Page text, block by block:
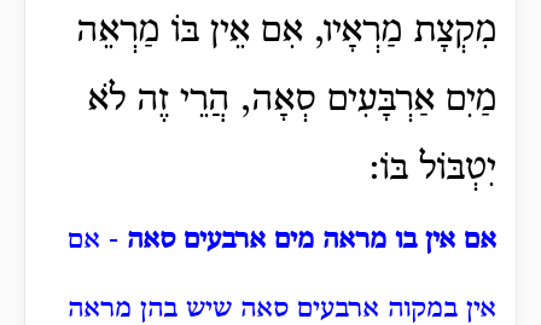
מִקְצָת מַרְאָיו, אִם אֵין בּוֹ מַרְאֵה
מַיִם אַרְבָּעִים סְאָה, הֲרֵי זֶה לֹא
יִטְבּוֹל בּוֹ:
אם אין בו מראה מים ארבעים סאה - אם
אין במקוה ארבעים סאה שיש בהן מראה